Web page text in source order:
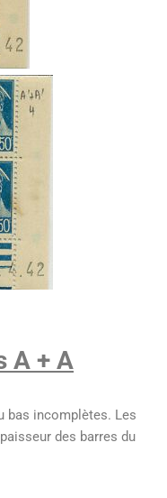
A + A
bas incomplètes. Les
des barres du